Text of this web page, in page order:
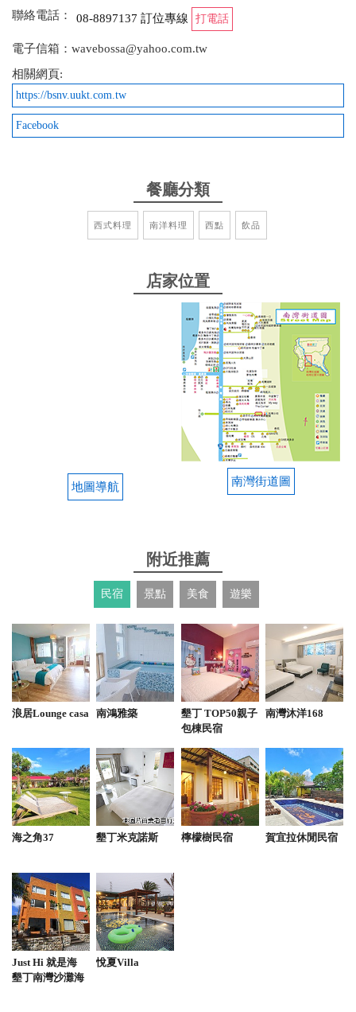
國風情的餐廳，加上音樂很放鬆。 義大利麵非常美
味，麵體Q彈入味，料也多，鴨胸有厚度很嫩， 甜點
提拉米蘇非常好吃，下次來墾丁會在來用餐
讓老公決定連吃三家鴨胸來品評，這家是第一名，如
果熟度可以再生一些些就完美了 店內氣氛良好熱情，
環境也很棒 對素食很友善，非常感謝，第一餐點了松
選擇，老闆娘推薦了燉菜加小米飯，小米有奶油味很
好吃 娘惹糕也很好吃，椰子碎有烤過很香
from google
2026-05-02 00:00:09
每一道菜都很好吃，生意很好，建議先訂位 甜菜根沙
拉很特別，第一次吃到。炸雞調味的很好幾乎每桌都
點，雖然人很多但是上菜速度蠻快的
義大利麵 白酒燉豬肉 提拉米蘇都推 麵很濃份量也很
大！ 如果喜歡提拉米蘇的人 真的可以嘗試吃！！！
2025-12-27 13:39:52
風乾蕃茄義大利麵和Mango Lassi都超級好吃！！老闆
娘很親切，服務態度很好！很多外國人來吃～～～ 也
有幾個外國服務員，他們都好可愛，氛圍超chill的
from google
2025-11-04 08:13:54
用餐時間是星期一晚上七點半，有事先訂位，除了紙
式開胃菜有兩種起司兩種火腿片一碗南瓜濃湯及一籃
麵包，其中的松露口味三角形起司，濃濃的松露香
味，非常美味。鮮蝦風乾蕃茄義大利麵，麵體Q彈入
味，蝦子鮮甜。鴨胸外酥內嫩，配上軟糯的香烤馬鈴
薯及油醋綜合生菜。整體來說每道菜送都很美味，值
得推薦。建議點隱藏版菜色可先詢問一下價錢。
聯絡電話： 08-8897137 訂位專線 打電話
電子信箱：wavebossa@yahoo.com.tw
相關網頁:
https://bsnv.uukt.com.tw
Facebook
餐廳分類
西式料理 南洋料理 西點 飲品
店家位置
地圖導航 南灣街道圖
附近推薦
民宿 景點 美食 遊樂
浪居Lounge casa 南鴻雅築
墾丁 TOP50親子
包棟民宿
南灣沐洋168
海之角37 墾丁米克諾斯 檸檬樹民宿 賀宜拉休閒民宿
Just Hi 就是海
墾丁南灣沙灘海
悅夏Villa